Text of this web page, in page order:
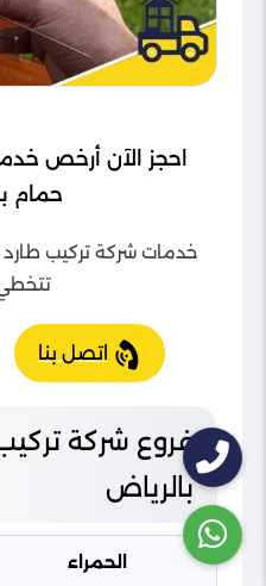
احجز الآن أرخص
حمام
خدمات شركة تركيب
تتخطي
اتصل بنا
فروع شركة
بالرياض
الحمراء